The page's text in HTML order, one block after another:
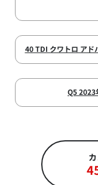
40 TDI クワトロ アド
Q5 2023